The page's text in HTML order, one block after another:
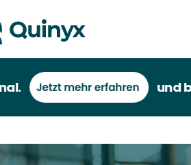
und bei